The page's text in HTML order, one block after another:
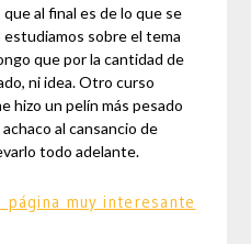
al final es de lo que se
sobre el tema
que por la cantidad de
ni idea. Otro curso
hizo un pelín más pesado
al cansancio de
todo adelante.
página muy interesante